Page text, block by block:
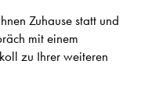
Zuhause statt und
mit einem
zu Ihrer weiteren